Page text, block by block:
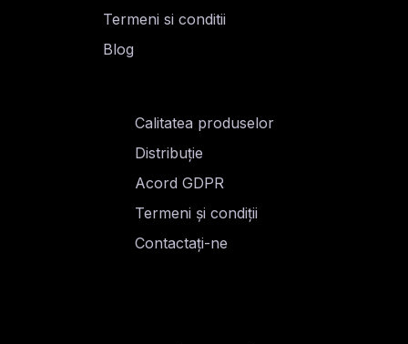
Termeni si conditii
Blog
Calitatea produselor
Distribuție
Acord GDPR
Termeni și condiții
Contactați-ne